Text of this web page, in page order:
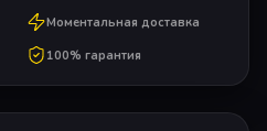
Моментальная доставка
100% гарантия